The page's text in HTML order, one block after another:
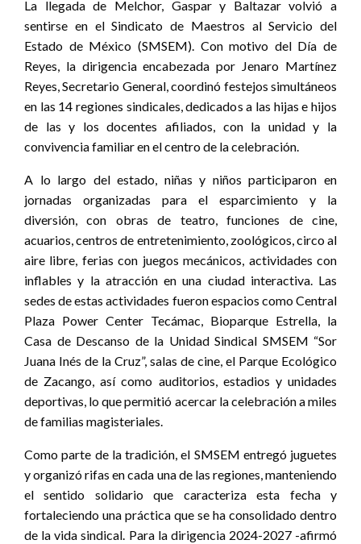
La llegada de Melchor, Gaspar y Baltazar volvió a
sentirse en el Sindicato de Maestros al Servicio del
Estado de México (SMSEM). Con motivo del Día de
Reyes, la dirigencia encabezada por Jenaro Martínez
Reyes, Secretario General, coordinó festejos simultáneos
en las 14 regiones sindicales, dedicados a las hijas e hijos
de las y los docentes afiliados, con la unidad y la
convivencia familiar en el centro de la celebración.
A lo largo del estado, niñas y niños participaron en
jornadas organizadas para el esparcimiento y la
diversión, con obras de teatro, funciones de cine,
acuarios, centros de entretenimiento, zoológicos, circo al
aire libre, ferias con juegos mecánicos, actividades con
inflables y la atracción en una ciudad interactiva. Las
sedes de estas actividades fueron espacios como Central
Plaza Power Center Tecámac, Bioparque Estrella, la
Casa de Descanso de la Unidad Sindical SMSEM “Sor
Juana Inés de la Cruz”, salas de cine, el Parque Ecológico
de Zacango, así como auditorios, estadios y unidades
deportivas, lo que permitió acercar la celebración a miles
de familias magisteriales.
Como parte de la tradición, el SMSEM entregó juguetes
y organizó rifas en cada una de las regiones, manteniendo
el sentido solidario que caracteriza esta fecha y
fortaleciendo una práctica que se ha consolidado dentro
de la vida sindical. Para la dirigencia 2024-2027 -afirmó